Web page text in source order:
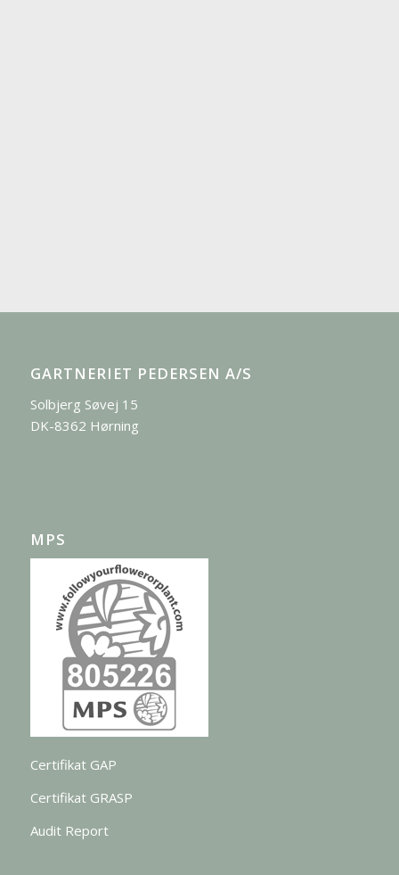
GARTNERIET PEDERSEN A/S
Solbjerg Søvej 15
DK-8362 Hørning
MPS
Certifikat GAP
Certifikat GRASP
Audit Report